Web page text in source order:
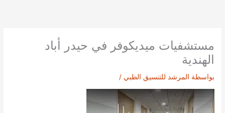
مستشفيات ميديكوفر في حيدر أباد
الهندية
بواسطة المرشد للتنسيق الطبي/